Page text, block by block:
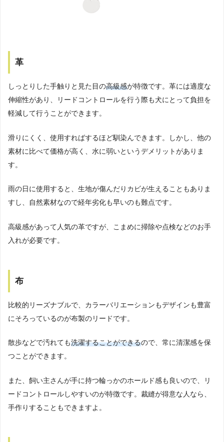
革
しっとりした手触りと見た目の高級感が特徴です。革には適度な
伸縮性があり、リードコントロールを行う際も犬にとって負担を
軽減して行うことができます。
滑りにくく、使用すればするほど馴染んできます。しかし、他の
素材に比べて価格が高く、水に弱いというデメリットがありま
す。
雨の日に使用すると、生地が傷んだりカビが生えることもありま
すし、自然素材なので経年劣化も早いのも難点です。
高級感があって人気の革ですが、こまめに掃除や点検などのお手
入れが必要です。
布
比較的リーズナブルで、カラーバリエーションもデザインも豊富
にそろっているのが布製のリードです。
散歩などで汚れても洗濯することができるので、常に清潔感を保
つことができます。
また、飼い主さんが手に持つ輪っかのホールド感も良いので、リ
ードコントロールしやすいのが特徴です。裁縫が得意な人なら、
手作りすることもできますよ。